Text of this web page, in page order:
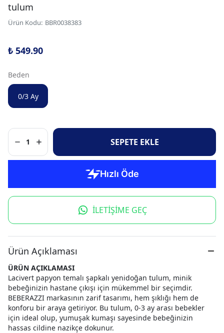
tulum
Ürün Kodu: BBR0038383
₺ 549.90
Beden
0/3 Ay
1 SEPETE EKLE
İLETİŞİME GEÇ
Ürün Açıklaması
ÜRÜN AÇIKLAMASI
Lacivert papyon temalı şapkalı yenidoğan tulum, minik
bebeğinizin hastane çıkışı için mükemmel bir seçimdir.
BEBERAZZI markasının zarif tasarımı, hem şıklığı hem de
konforu bir araya getiriyor. Bu tulum, 0-3 ay arası bebekler
için ideal olup, yumuşak kumaşı sayesinde bebeğinizin
hassas cildine nazikçe dokunur.